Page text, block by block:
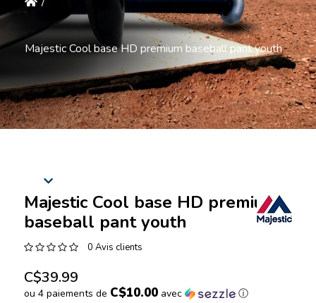
Majestic Cool base HD premium baseball pant youth
Majestic Cool base HD premium
baseball pant youth
0 Avis clients
C$39.99
ou 4 paiements de C$10.00avec ⓘ